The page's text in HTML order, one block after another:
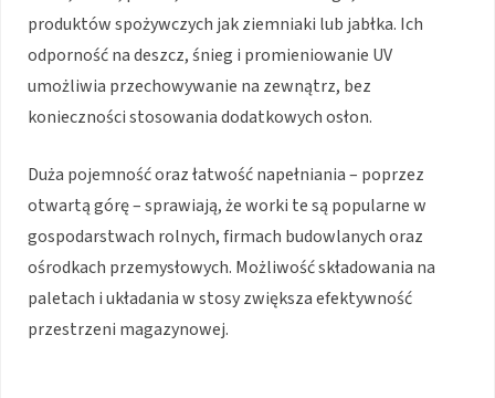
produktów spożywczych jak ziemniaki lub jabłka. Ich
odporność na deszcz, śnieg i promieniowanie UV
umożliwia przechowywanie na zewnątrz, bez
konieczności stosowania dodatkowych osłon.
Duża pojemność oraz łatwość napełniania – poprzez
otwartą górę – sprawiają, że worki te są popularne w
gospodarstwach rolnych, firmach budowlanych oraz
ośrodkach przemysłowych. Możliwość składowania na
paletach i układania w stosy zwiększa efektywność
przestrzeni magazynowej.